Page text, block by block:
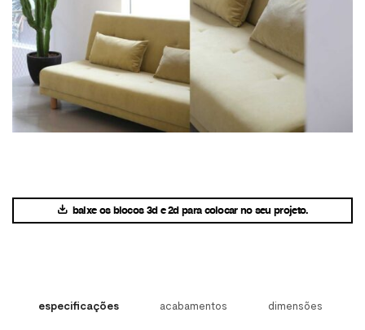
baixe os blocos 3d e 2d para colocar no seu projeto.
especificações acabamentos dimensões